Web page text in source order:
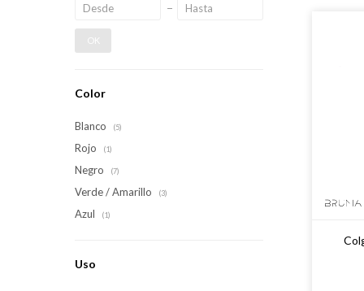
OK
Color
Blanco (5)
Rojo (1)
Negro (7)
Verde / Amarillo (3)
Azul (1)
Uso